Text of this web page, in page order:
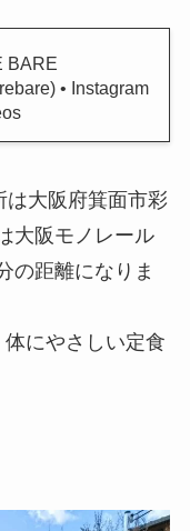
BARE
• Instagram
は大阪府箕面市彩
大阪モノレール
の距離になりま
にやさしい定食